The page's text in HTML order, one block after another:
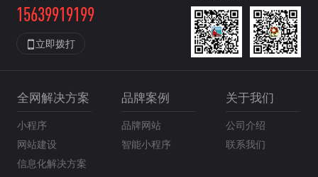
15639919199
 立即拨打
全网解决方案
小程序
网站建设
信息化解决方案
品牌案例
品牌网站
智能小程序
关于我们
公司介绍
联系我们